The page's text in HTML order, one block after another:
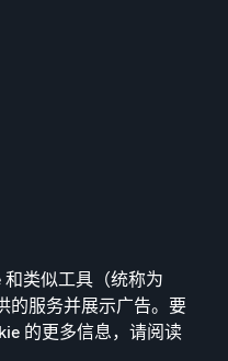
类似工具（统称为
的服务并展示广告。要
的更多信息，请阅读